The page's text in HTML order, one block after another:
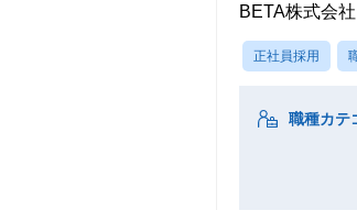
BETA株式会社
正社員採用
職種カテ